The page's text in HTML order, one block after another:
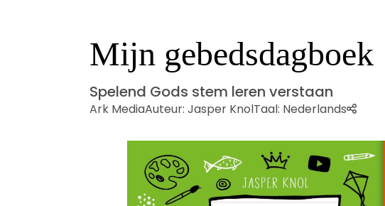
Mijn gebedsdagboek
Spelend Gods stem leren verstaan
Ark MediaAuteur: Jasper KnolTaal: Nederlands